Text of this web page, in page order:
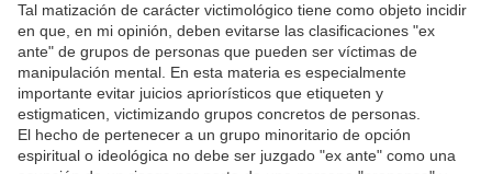
Tal matización de carácter victimológico tiene como objeto incidir
en que, en mi opinión, deben evitarse las clasificaciones "ex
ante" de grupos de personas que pueden ser víctimas de
manipulación mental. En esta materia es especialmente
importante evitar juicios apriorísticos que etiqueten y
estigmaticen, victimizando grupos concretos de personas.
El hecho de pertenecer a un grupo minoritario de opción
espiritual o ideológica no debe ser juzgado "ex ante" como una